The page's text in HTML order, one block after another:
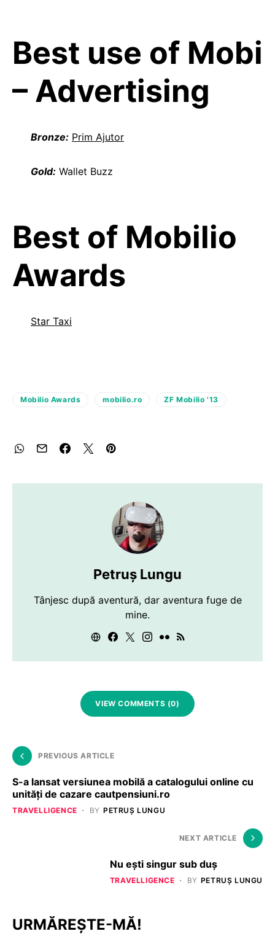
Best use of Mobi
– Advertising
Bronze: Prim Ajutor
Gold: Wallet Buzz
Best of Mobilio
Awards
Star Taxi
Mobilio Awards mobilio.ro ZF Mobilio '13
Petruș Lungu
Tânjesc după aventură, dar aventura fuge de
mine.
VIEW COMMENTS (0)
PREVIOUS ARTICLE
S-a lansat versiunea mobilă a catalogului online cu
unități de cazare cautpensiuni.ro
TRAVELLIGENCE BY PETRUȘ LUNGU
NEXT ARTICLE
Nu ești singur sub duș
TRAVELLIGENCE BY PETRUȘ LUNGU
URMĂREȘTE-MĂ!